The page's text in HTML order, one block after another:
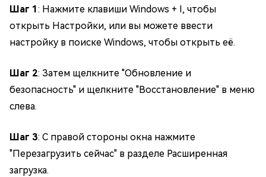
Шаг 1: Нажмите клавиши Windows + I, чтобы
открыть Настройки, или вы можете ввести
настройку в поиске Windows, чтобы открыть её.
Шаг 2: Затем щелкните "Обновление и
безопасность" и щелкните "Восстановление" в меню
слева.
Шаг 3: С правой стороны окна нажмите
"Перезагрузить сейчас" в разделе Расширенная
загрузка.